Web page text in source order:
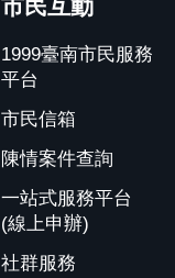
市民互動
1999臺南市民服務
平台
市民信箱
陳情案件查詢
一站式服務平台
(線上申辦)
社群服務